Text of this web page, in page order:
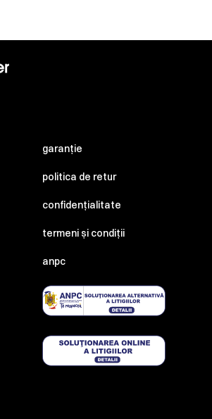
garanție
politica de retur
confidențialitate
termeni și condiții
anpc